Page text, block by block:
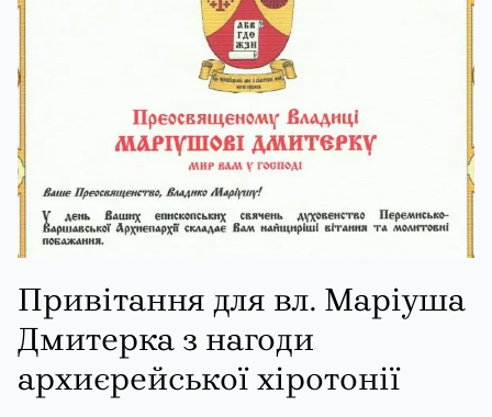
Привітання для вл. Маріуша
Дмитерка з нагоди
архиєрейської хіротонії